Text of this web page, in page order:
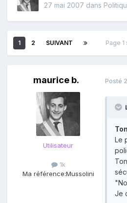
27 mai 2007 dans
1 2 SUIVANT Page 1
maurice b.
Utilisateur
1k
Ma référence:Mussolini
Posté
Le
Je